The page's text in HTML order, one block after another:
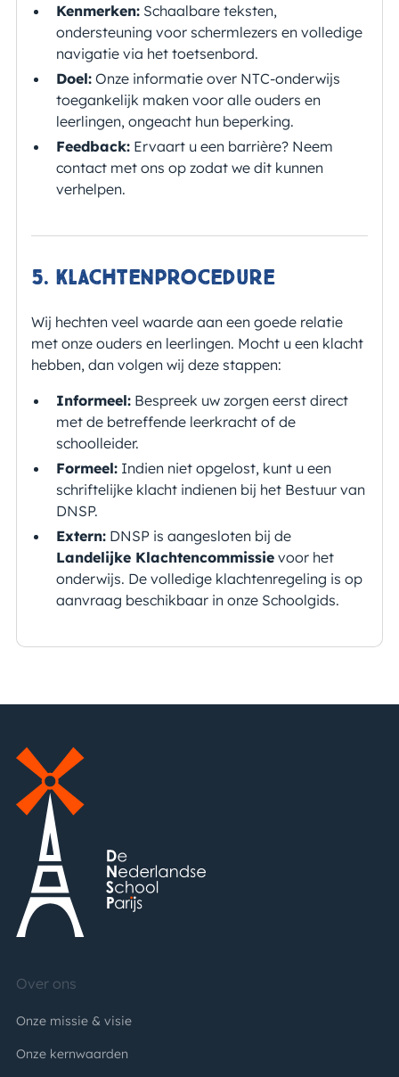
Kenmerken: Schaalbare teksten,
ondersteuning voor schermlezers en volledige
navigatie via het toetsenbord.
Doel: Onze informatie over NTC-onderwijs
toegankelijk maken voor alle ouders en
leerlingen, ongeacht hun beperking.
Feedback: Ervaart u een barrière? Neem
contact met ons op zodat we dit kunnen
verhelpen.
5. Klachtenprocedure
Wij hechten veel waarde aan een goede relatie
met onze ouders en leerlingen. Mocht u een klacht
hebben, dan volgen wij deze stappen:
Informeel: Bespreek uw zorgen eerst direct
met de betreffende leerkracht of de
schoolleider.
Formeel: Indien niet opgelost, kunt u een
schriftelijke klacht indienen bij het Bestuur van
DNSP.
Extern: DNSP is aangesloten bij de
Landelijke Klachtencommissie voor het
onderwijs. De volledige klachtenregeling is op
aanvraag beschikbaar in onze Schoolgids.
Over ons
Onze missie & visie
Onze kernwaarden